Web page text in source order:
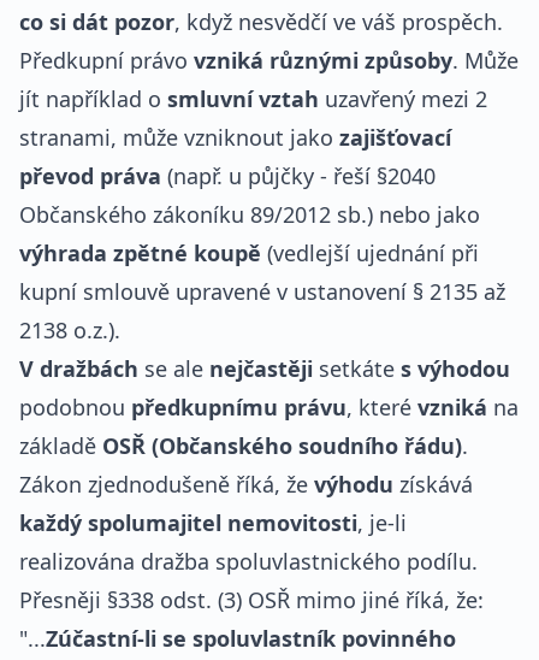
co si dát pozor, když nesvědčí ve váš prospěch.
Předkupní právo vzniká různými způsoby. Může
jít například o smluvní vztah uzavřený mezi 2
stranami, může vzniknout jako zajišťovací
převod práva (např. u půjčky - řeší §2040
Občanského zákoníku 89/2012 sb.) nebo jako
výhrada zpětné koupě (vedlejší ujednání při
kupní smlouvě upravené v ustanovení § 2135 až
2138 o.z.).
V dražbách se ale nejčastěji setkáte s výhodou
podobnou předkupnímu právu, které vzniká na
základě OSŘ (Občanského soudního řádu).
Zákon zjednodušeně říká, že výhodu získává
každý spolumajitel nemovitosti, je-li
realizována dražba spoluvlastnického podílu.
Přesněji §338 odst. (3) OSŘ mimo jiné říká, že:
"...Zúčastní-li se spoluvlastník povinného